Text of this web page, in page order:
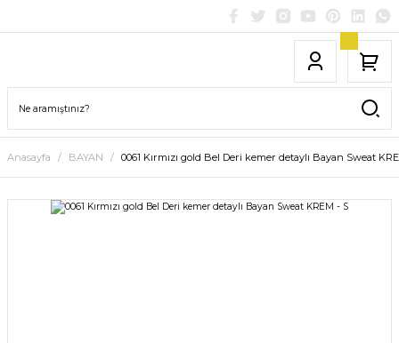
Anasayfa BAYAN 0061 Kırmızı gold Bel Deri kemer detaylı Bayan Sweat